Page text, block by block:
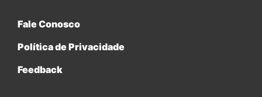
Fale Conosco
Política de Privacidade
Feedback